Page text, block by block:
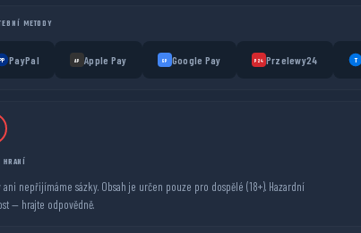
METODY
PP PayPal AP Apple Pay GP Google Pay P24 Przelewy24 T
HRANÍ
nepřijímáme sázky. Obsah je určen pouze pro dospělé (18+). Hazardní
— hrajte odpovědně.